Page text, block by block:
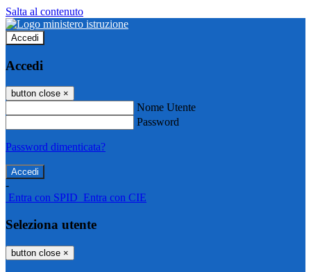
Salta al contenuto
Accedi
Accedi
button close ×
Nome Utente
Password
Password dimenticata?
-
Entra con SPID Entra con CIE
Seleziona utente
button close ×